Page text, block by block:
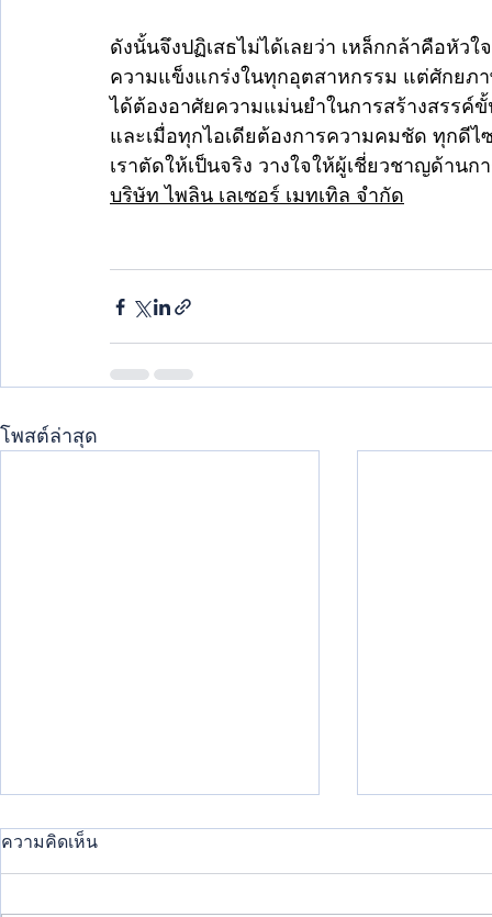
ดังนั้นจึงปฏิเสธไม่ได้เลยว่า เหล็กกล้าคือหัว
ความแข็งแกร่งในทุกอุตสาหกรรม แต่ศักยภ
ได้ต้องอาศัยความแม่นยำในการสร้างสรรค์
และเมื่อทุกไอเดียต้องการความคมชัด ทุกดี
เราตัดให้เป็นจริง วางใจให้ผู้เชี่ยวชาญด้าน
บริษัท ไพลิน เลเซอร์ เมทเทิล จำกัด
โพสต์ล่าสุด
ความคิดเห็น